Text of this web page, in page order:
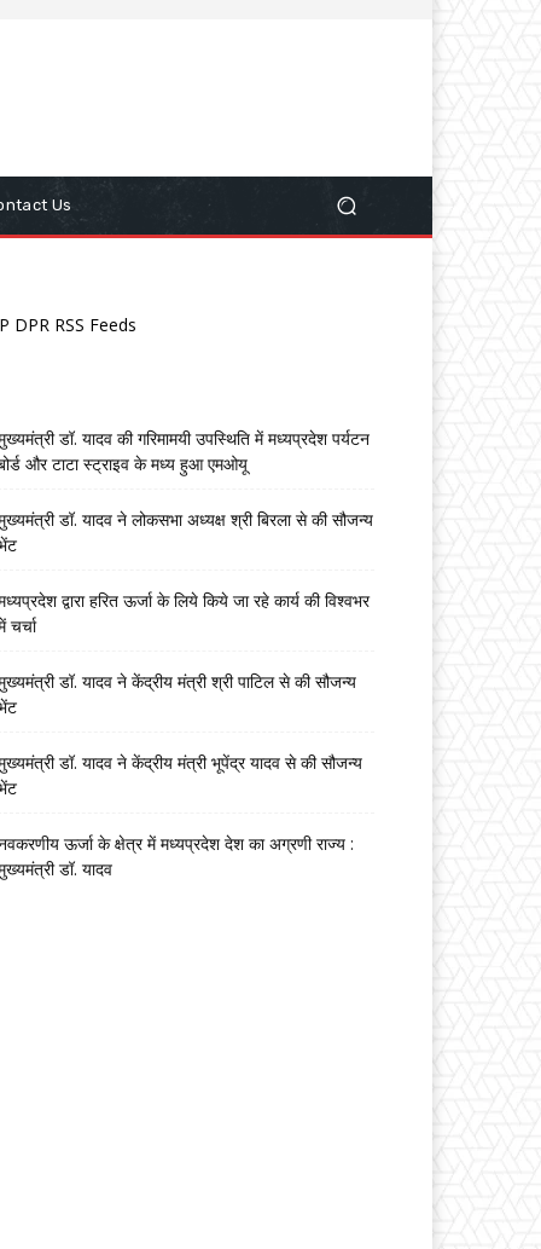
Us
DPR RSS Feeds
डॉ. यादव की गरिमामयी उपस्थिति में मध्यप्रदेश पर्यटन
और टाटा स्ट्राइव के मध्य हुआ एमओयू
डॉ. यादव ने लोकसभा अध्यक्ष श्री बिरला से की सौजन्य
द्वारा हरित ऊर्जा के लिये किये जा रहे कार्य की विश्वभर
चर्चा
डॉ. यादव ने केंद्रीय मंत्री श्री पाटिल से की सौजन्य
डॉ. यादव ने केंद्रीय मंत्री भूपेंद्र यादव से की सौजन्य
ऊर्जा के क्षेत्र में मध्यप्रदेश देश का अग्रणी राज्य :
डॉ. यादव